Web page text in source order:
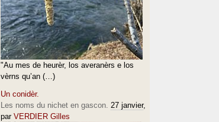
"Au mes de heurèr, los averanèrs e los
vèrns qu’an (…)
Un conidèr.
Les noms du nichet en gascon. 27 janvier,
par VERDIER Gilles